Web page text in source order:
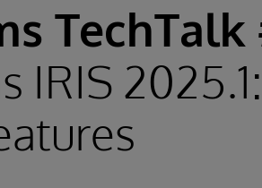
TechTalk
IRIS